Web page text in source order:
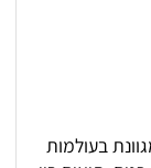
בעולמות